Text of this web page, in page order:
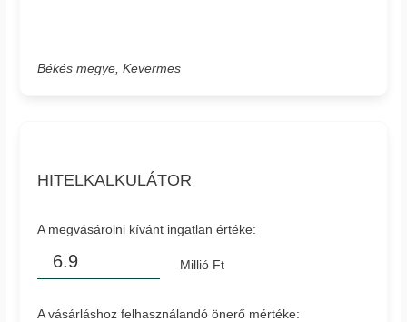
Békés megye, Kevermes
HITELKALKULÁTOR
A megvásárolni kívánt ingatlan értéke:
Millió Ft
A vásárláshoz felhasználandó önerő mértéke: